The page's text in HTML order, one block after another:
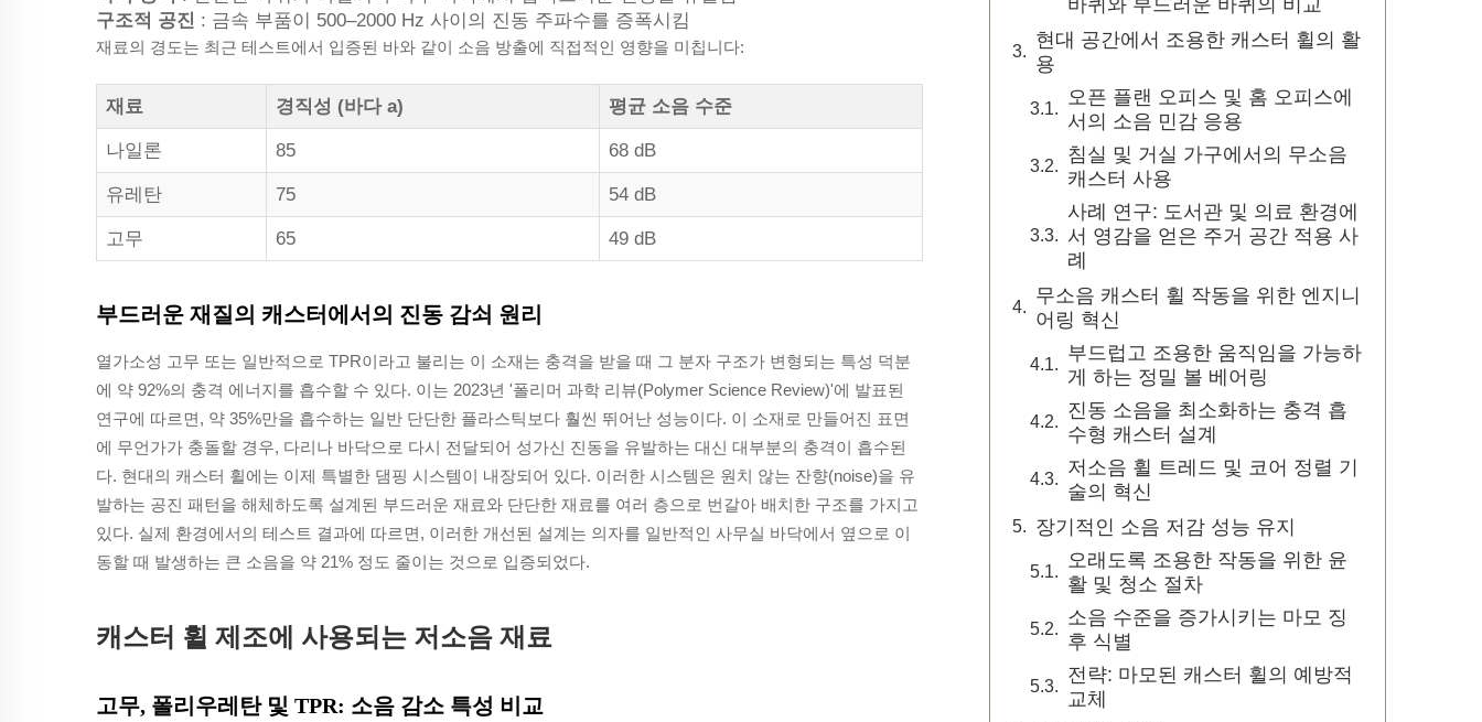
구조적 공진 : 금속 부품이 500–2000 Hz 사이의 진동 주파수를 증폭시킴
재료의 경도는 최근 테스트에서 입증된 바와 같이 소음 방출에 직접적인 영향을 미칩니다:
재료 경직성 (바다 a) 평균 소음 수준
나일론 85 68 dB
유레탄 75 54 dB
고무 65 49 dB
부드러운 재질의 캐스터에서의 진동 감쇠 원리
열가소성 고무 또는 일반적으로 TPR이라고 불리는 이 소재는 충격을 받을 때 그 분자 구조가 변형되는 특성 덕분
에 약 92%의 충격 에너지를 흡수할 수 있다. 이는 2023년 '폴리머 과학 리뷰(Polymer Science Review)'에 발표된
연구에 따르면, 약 35%만을 흡수하는 일반 단단한 플라스틱보다 훨씬 뛰어난 성능이다. 이 소재로 만들어진 표면
에 무언가가 충돌할 경우, 다리나 바닥으로 다시 전달되어 성가신 진동을 유발하는 대신 대부분의 충격이 흡수된
다. 현대의 캐스터 휠에는 이제 특별한 댐핑 시스템이 내장되어 있다. 이러한 시스템은 원치 않는 잔향(noise)을 유
발하는 공진 패턴을 해체하도록 설계된 부드러운 재료와 단단한 재료를 여러 층으로 번갈아 배치한 구조를 가지고
있다. 실제 환경에서의 테스트 결과에 따르면, 이러한 개선된 설계는 의자를 일반적인 사무실 바닥에서 옆으로 이
동할 때 발생하는 큰 소음을 약 21% 정도 줄이는 것으로 입증되었다.
캐스터 휠 제조에 사용되는 저소음 재료
고무, 폴리우레탄 및 TPR: 소음 감소 특성 비교
바퀴와 부드러운 바퀴의 비교
현대 공간에서 조용한 캐스터 휠의 활
용
오픈 플랜 오피스 및 홈 오피스에
서의 소음 민감 응용
침실 및 거실 가구에서의 무소음
캐스터 사용
사례 연구: 도서관 및 의료 환경에
서 영감을 얻은 주거 공간 적용 사
례
무소음 캐스터 휠 작동을 위한 엔지니
어링 혁신
부드럽고 조용한 움직임을 가능하
게 하는 정밀 볼 베어링
진동 소음을 최소화하는 충격 흡
수형 캐스터 설계
저소음 휠 트레드 및 코어 정렬 기
술의 혁신
장기적인 소음 저감 성능 유지
오래도록 조용한 작동을 위한 윤
활 및 청소 절차
소음 수준을 증가시키는 마모 징
후 식별
전략: 마모된 캐스터 휠의 예방적
교체